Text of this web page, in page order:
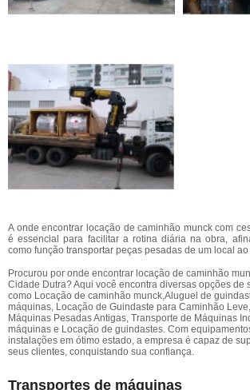
A onde encontrar locação de caminhão munck com
é essencial para facilitar a rotina diária na obra,
como função transportar peças pesadas de um local
Procurou por onde encontrar locação de caminhão
Cidade Dutra? Aqui você encontra diversas opções de
como Locação de caminhão munck,Aluguel de
máquinas, Locação de Guindaste para Caminhão
Máquinas Pesadas Antigas, Transporte de Máquinas
máquinas e Locação de guindastes. Com
instalações em ótimo estado, a empresa é capaz de
seus clientes, conquistando sua confiança.
Transportes de máquinas